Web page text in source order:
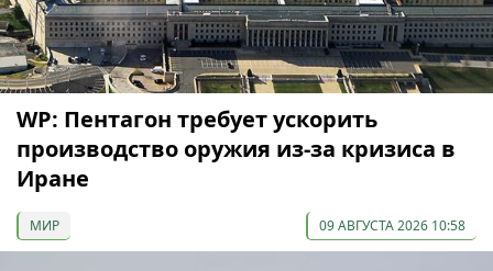
WP: Пентагон требует ускорить
производство оружия из-за кризиса в
Иране
МИР 09 АВГУСТА 2026 10:58